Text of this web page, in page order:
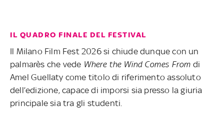
IL QUADRO FINALE DEL FESTIVAL
Il Milano Film Fest 2026 si chiude dunque con un
palmarès che vede Where the Wind Comes From di
Amel Guellaty come titolo di riferimento assoluto
dell’edizione, capace di imporsi sia presso la giuria
principale sia tra gli studenti.